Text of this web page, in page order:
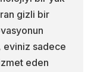
gizli bir
eviniz sadece
eden